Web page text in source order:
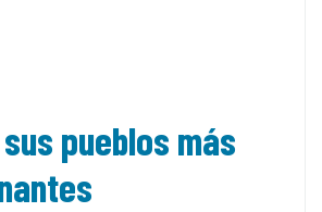
pueblos más